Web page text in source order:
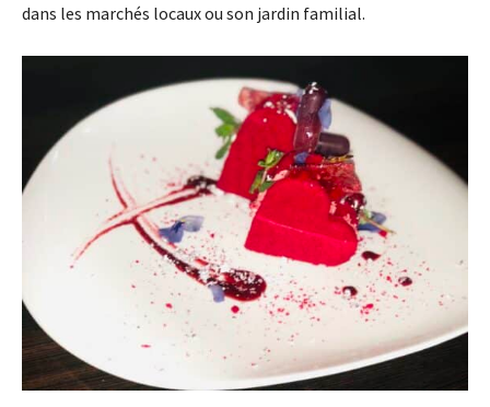
dans les marchés locaux ou son jardin familial.